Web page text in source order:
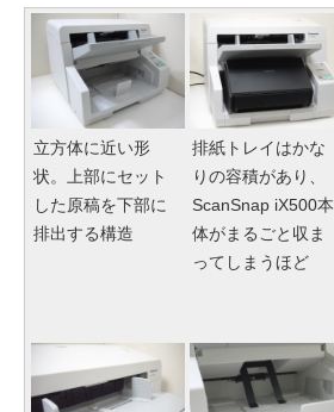
立方体に近い形
状。上部にセット
した原稿を下部に
排出する構造
排紙トレイはかな
りの容積があり、
ScanSnap iX500本
体がまるごと収ま
ってしまうほど